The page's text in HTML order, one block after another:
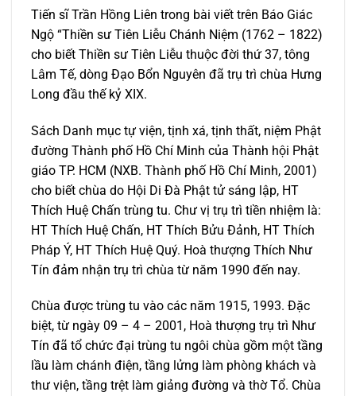
Tiến sĩ Trần Hồng Liên trong bài viết trên Báo Giác
Ngộ “Thiền sư Tiên Liễu Chánh Niệm (1762 – 1822)
cho biết Thiền sư Tiên Liễu thuộc đời thứ 37, tông
Lâm Tế, dòng Đạo Bổn Nguyên đã trụ trì chùa Hưng
Long đầu thế kỷ XIX.
Sách Danh mục tự viện, tịnh xá, tịnh thất, niệm Phật
đường Thành phố Hồ Chí Minh của Thành hội Phật
giáo TP. HCM (NXB. Thành phố Hồ Chí Minh, 2001)
cho biết chùa do Hội Di Đà Phật tử sáng lập, HT
Thích Huệ Chấn trùng tu. Chư vị trụ trì tiền nhiệm là:
HT Thích Huệ Chấn, HT Thích Bửu Đảnh, HT Thích
Pháp Ý, HT Thích Huệ Quý. Hoà thượng Thích Như
Tín đảm nhận trụ trì chùa từ năm 1990 đến nay.
Chùa được trùng tu vào các năm 1915, 1993. Đặc
biệt, từ ngày 09 – 4 – 2001, Hoà thượng trụ trì Như
Tín đã tổ chức đại trùng tu ngôi chùa gồm một tầng
lầu làm chánh điện, tầng lửng làm phòng khách và
thư viện, tầng trệt làm giảng đường và thờ Tổ. Chùa